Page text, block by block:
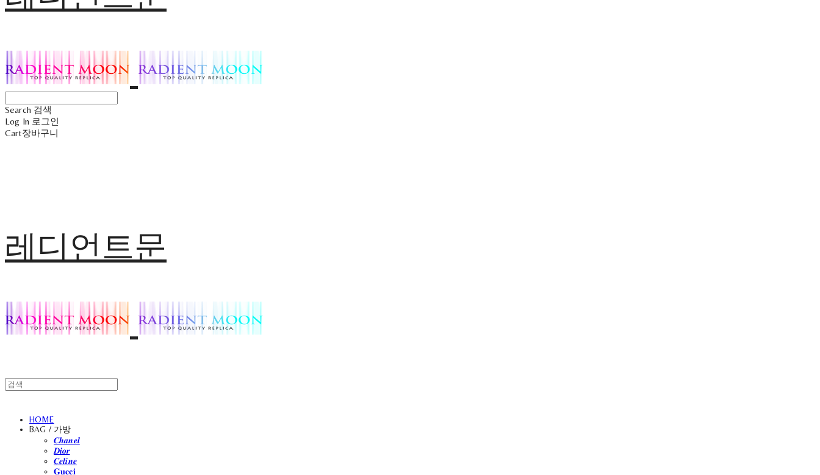
Search 검색
Log In 로그인
Cart장바구니
레디언트문
HOME
BAG / 가방
𝑪𝒉𝒂𝒏𝒆𝒍
𝑫𝒊𝒐𝒓
𝑪𝒆𝒍𝒊𝒏𝒆
𝐆𝐮𝐜𝐜𝐢